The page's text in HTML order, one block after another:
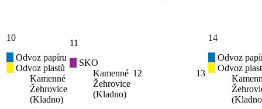
10
Odvoz papíru
Odvoz plastů
Kamenné
Žehrovice
(Kladno)
11
SKO
Kamenné
Žehrovice
(Kladno)
12 13
14
Odvoz
Odvoz